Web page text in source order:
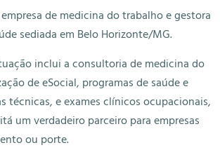
de medicina do trabalho e gestora
sediada em Belo Horizonte/MG.
inclui a consultoria de medicina do
de eSocial, programas de saúde e
técnicas, e exames clínicos ocupacionais,
um verdadeiro parceiro para empresas
ou porte.